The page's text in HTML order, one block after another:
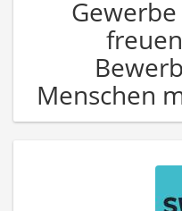
Menschen